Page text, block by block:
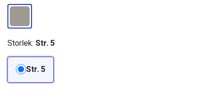
Storlek: Str. 5
Str. 5